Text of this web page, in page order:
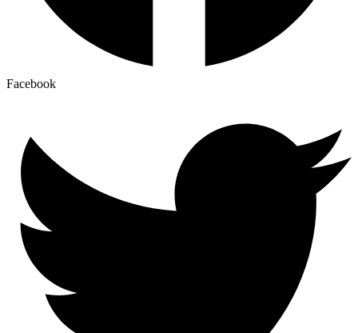
Facebook